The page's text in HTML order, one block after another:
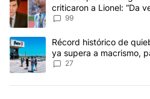
criticaron a Lionel: “Da
anti-Messi”
99
Un artículo de tendencia con el
Récord histórico de
ya supera a macrismo,
27